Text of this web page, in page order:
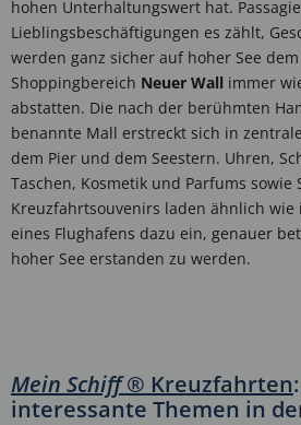
hohen Unterhaltungswert hat.
Lieblingsbeschäftigungen es zählt,
werden ganz sicher auf hoher See dem
Shoppingbereich Neuer Wall immer
abstatten. Die nach der berühmten
benannte Mall erstreckt sich in
dem Pier und dem Seestern. Uhren,
Taschen, Kosmetik und Parfums sowie
Kreuzfahrtsouvenirs laden ähnlich wie
eines Flughafens dazu ein, genauer
hoher See erstanden zu werden.
Mein Schiff® Kreuzfahrten
interessante Themen in